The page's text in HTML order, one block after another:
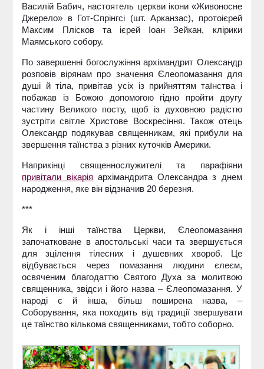
Василій Бабич, настоятель церкви ікони «Живоносне
Джерело» в Гот-Спрінгсі (шт. Арканзас), протоієрей
Максим Плісков та ієрей Іоан Зейкан, клірики
Маямського собору.
По завершенні богослужіння архімандрит Олександр
розповів вірянам про значення Єлеопомазання для
душі й тіла, привітав усіх із прийняттям таїнства і
побажав із Божою допомогою гідно пройти другу
частину Великого посту, щоб із духовною радістю
зустріти світле Христове Воскресіння. Також отець
Олександр подякував священникам, які прибули на
звершення таїнства з різних куточків Америки.
Наприкінці священнослужителі та парафіяни
привітали вікарія архімандрита Олександра з днем
народження, яке він відзначив 20 березня.
***
Як і інші таїнства Церкви, Єлеопомазання
започатковане в апостольські часи та звершується
для зцілення тілесних і душевних хвороб. Це
відбувається через помазання людини єлеєм,
освяченим благодаттю Святого Духа за молитвою
священника, звідси і його назва – Єлеопомазання. У
народі є й інша, більш поширена назва, –
Соборування, яка походить від традиції звершувати
це таїнство кількома священниками, тобто соборно.